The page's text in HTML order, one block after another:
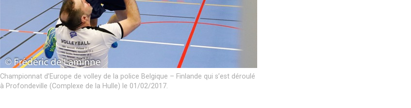
Championnat d’Europe de volley de la police Belgique – Finlande qui s’est déroulé
à Profondeville (Complexe de la Hulle) le 01/02/2017.